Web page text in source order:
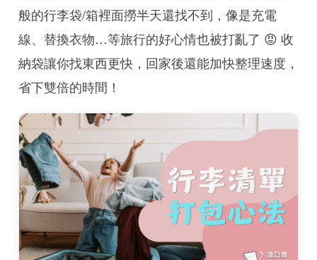
般的行李袋/箱裡面撈半天還找不到，像是充電
線、替換衣物…等旅行的好心情也被打亂了 😡 收
納袋讓你找東西更快，回家後還能加快整理速度，
省下雙倍的時間！